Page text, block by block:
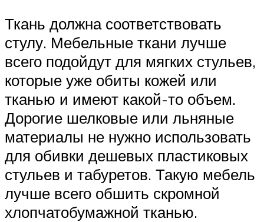
Ткань должна соответствовать
стулу. Мебельные ткани лучше
всего подойдут для мягких стульев,
которые уже обиты кожей или
тканью и имеют какой-то объем.
Дорогие шелковые или льняные
материалы не нужно использовать
для обивки дешевых пластиковых
стульев и табуретов. Такую мебель
лучше всего обшить скромной
хлопчатобумажной тканью.